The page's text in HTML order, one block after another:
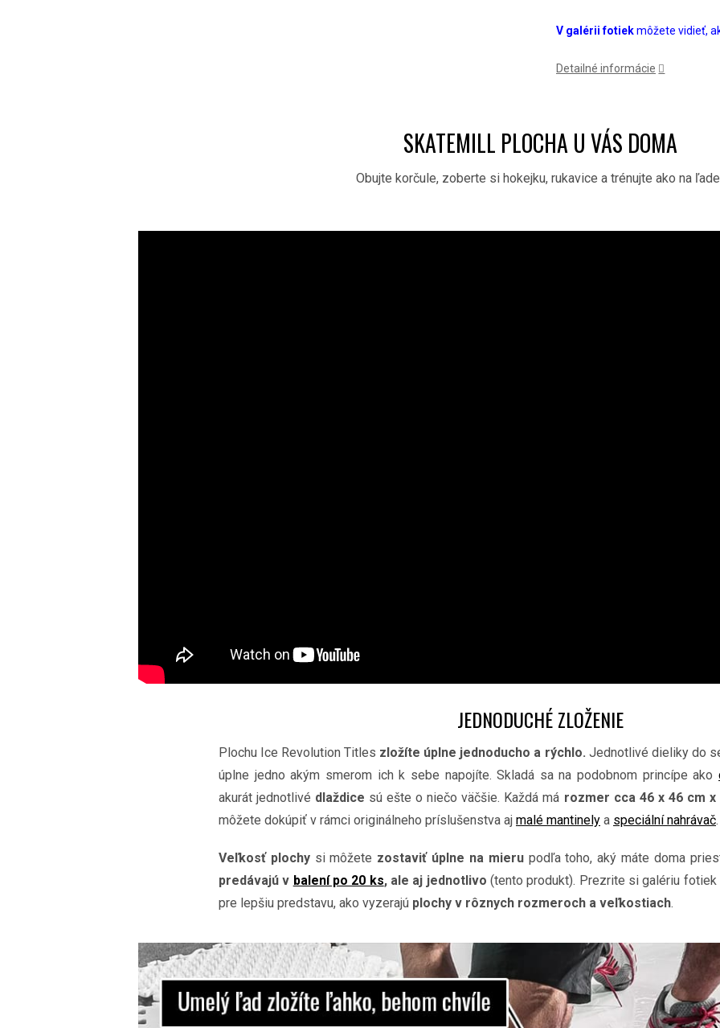
V galérii fotiekmôžete vidieť,
Detailné informácie
SKATEMILL PLOCHA U VÁS DOMA
Obujte korčule, zoberte si hokejku, rukavice a trénujte ako na
JEDNODUCHÉ ZLOŽENIE
Plochu Ice Revolution Titles zložíte úplne jednoducho a rýchlo. Jednotlivé dieliky do
úplne jedno akým smerom ich k sebe napojíte. Skladá sa na podobnom princípe ako
akurát jednotlivé dlaždice sú ešte o niečo väčšie. Každá má rozmer cca 46 x 46 cm
môžete dokúpiť v rámci originálneho príslušenstva aj malé mantinely a speciální nahrávač.
Veľkosť plochysi môžete zostaviť úplne na mierupodľa toho, aký máte doma
predávajú v balení po 20 ks, ale aj jednotlivo (tento produkt). Prezrite si galériu fotiek
pre lepšiu predstavu, ako vyzerajú plochy v rôznych rozmeroch a veľkostiach.